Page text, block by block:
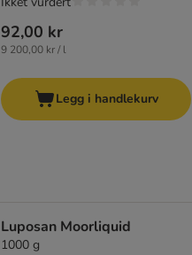
92,00 kr
9 200,00 kr / l
Legg i handlekurv
Luposan Moorliquid
1000 g